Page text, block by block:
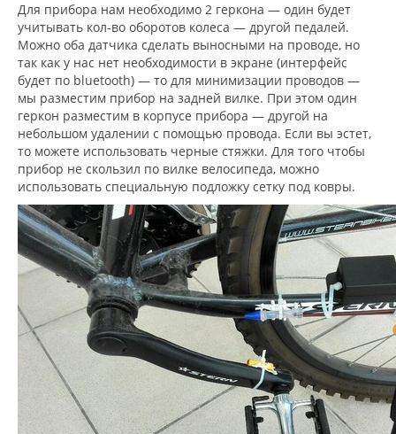
Для прибора нам необходимо 2 геркона — один будет
учитывать кол-во оборотов колеса — другой педалей.
Можно оба датчика сделать выносными на проводе, но
так как у нас нет необходимости в экране (интерфейс
будет по bluetooth) — то для минимизации проводов —
мы разместим прибор на задней вилке. При этом один
геркон разместим в корпусе прибора — другой на
небольшом удалении с помощью провода. Если вы эстет,
то можете использовать черные стяжки. Для того чтобы
прибор не скользил по вилке велосипеда, можно
использовать специальную подложку сетку под ковры.